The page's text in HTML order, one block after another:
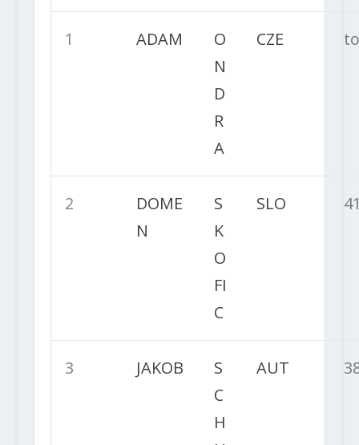
1 ADAM
O
N
D
R
A
CZE
2
DOME
N
S
K
O
FI
C
SLO
3 JAKOB
S
C
H
AUT